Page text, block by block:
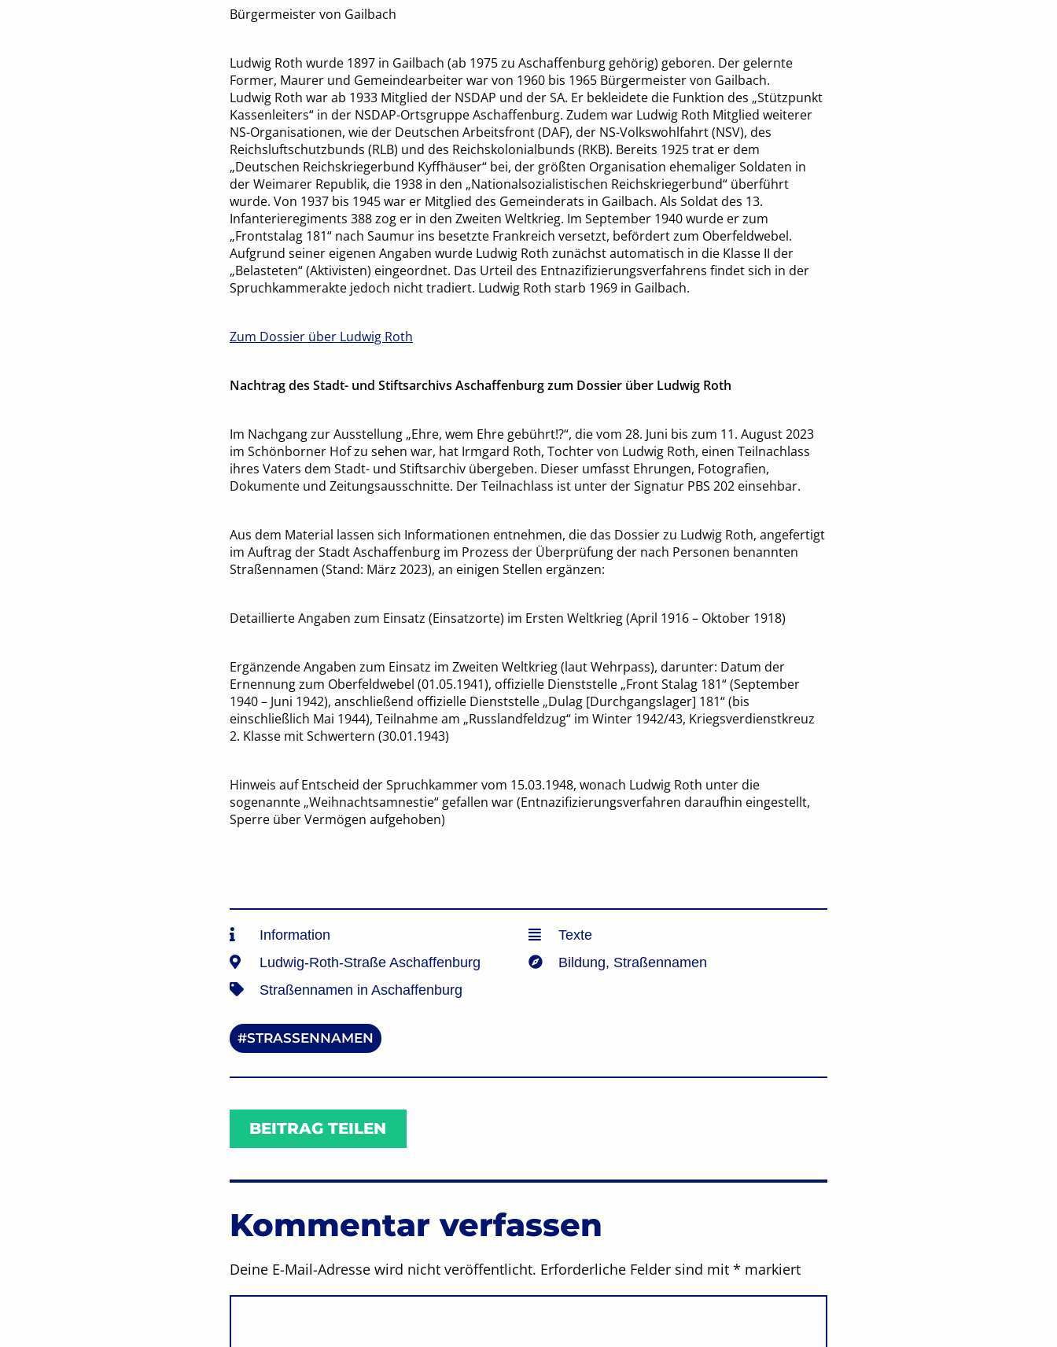
Bürgermeister von Gailbach
Ludwig Roth wurde 1897 in Gailbach (ab 1975 zu Aschaffenburg gehörig) geboren. Der gelernte
Former, Maurer und Gemeindearbeiter war von 1960 bis 1965 Bürgermeister von Gailbach.
Ludwig Roth war ab 1933 Mitglied der NSDAP und der SA. Er bekleidete die Funktion des „Stützpunkt
Kassenleiters“ in der NSDAP-Ortsgruppe Aschaffenburg. Zudem war Ludwig Roth Mitglied weiterer
NS-Organisationen, wie der Deutschen Arbeitsfront (DAF), der NS-Volkswohlfahrt (NSV), des
Reichsluftschutzbunds (RLB) und des Reichskolonialbunds (RKB). Bereits 1925 trat er dem
„Deutschen Reichskriegerbund Kyffhäuser“ bei, der größten Organisation ehemaliger Soldaten in
der Weimarer Republik, die 1938 in den „Nationalsozialistischen Reichskriegerbund“ überführt
wurde. Von 1937 bis 1945 war er Mitglied des Gemeinderats in Gailbach. Als Soldat des 13.
Infanterieregiments 388 zog er in den Zweiten Weltkrieg. Im September 1940 wurde er zum
„Frontstalag 181“ nach Saumur ins besetzte Frankreich versetzt, befördert zum Oberfeldwebel.
Aufgrund seiner eigenen Angaben wurde Ludwig Roth zunächst automatisch in die Klasse II der
„Belasteten“ (Aktivisten) eingeordnet. Das Urteil des Entnazifizierungsverfahrens findet sich in der
Spruchkammerakte jedoch nicht tradiert. Ludwig Roth starb 1969 in Gailbach.
Zum Dossier über Ludwig Roth
Nachtrag des Stadt- und Stiftsarchivs Aschaffenburg zum Dossier über Ludwig Roth
Im Nachgang zur Ausstellung „Ehre, wem Ehre gebührt!?“, die vom 28. Juni bis zum 11. August 2023
im Schönborner Hof zu sehen war, hat Irmgard Roth, Tochter von Ludwig Roth, einen Teilnachlass
ihres Vaters dem Stadt- und Stiftsarchiv übergeben. Dieser umfasst Ehrungen, Fotografien,
Dokumente und Zeitungsausschnitte. Der Teilnachlass ist unter der Signatur PBS 202 einsehbar.
Aus dem Material lassen sich Informationen entnehmen, die das Dossier zu Ludwig Roth, angefertigt
im Auftrag der Stadt Aschaffenburg im Prozess der Überprüfung der nach Personen benannten
Straßennamen (Stand: März 2023), an einigen Stellen ergänzen:
Detaillierte Angaben zum Einsatz (Einsatzorte) im Ersten Weltkrieg (April 1916 – Oktober 1918)
Ergänzende Angaben zum Einsatz im Zweiten Weltkrieg (laut Wehrpass), darunter: Datum der
Ernennung zum Oberfeldwebel (01.05.1941), offizielle Dienststelle „Front Stalag 181“ (September
1940 – Juni 1942), anschließend offizielle Dienststelle „Dulag [Durchgangslager] 181“ (bis
einschließlich Mai 1944), Teilnahme am „Russlandfeldzug“ im Winter 1942/43, Kriegsverdienstkreuz
2. Klasse mit Schwertern (30.01.1943)
Hinweis auf Entscheid der Spruchkammer vom 15.03.1948, wonach Ludwig Roth unter die
sogenannte „Weihnachtsamnestie“ gefallen war (Entnazifizierungsverfahren daraufhin eingestellt,
Sperre über Vermögen aufgehoben)
Ludwig-Roth-Straße Aschaffenburg
Texte
Information
Bildung, Straßennamen
Straßennamen in Aschaffenburg
STRASSENNAMEN
BEITRAG TEILEN
Kommentar verfassen
Deine E-Mail-Adresse wird nicht veröffentlicht. Erforderliche Felder sind mit * markiert